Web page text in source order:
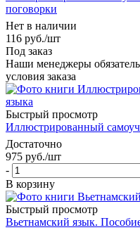
поговорки
Нет в наличии
116 руб./шт
Под заказ
Наши менеджеры
условия заказа
Быстрый просмотр
Иллюстрированный
Достаточно
975 руб./шт
-
В корзину
Быстрый просмотр
Вьетнамский язык.